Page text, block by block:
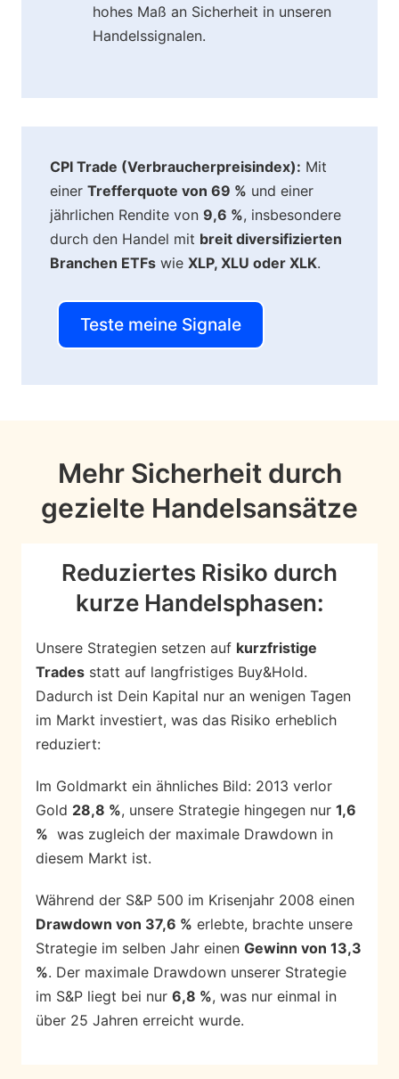
hohes Maß an Sicherheit in unseren
Handelssignalen.
CPI Trade (Verbraucherpreisindex): Mit
einer Trefferquote von 69 % und einer
jährlichen Rendite von 9,6 %, insbesondere
durch den Handel mit breit diversifizierten
Branchen ETFs wie XLP, XLU oder XLK.
Teste meine Signale
Mehr Sicherheit durch
gezielte Handelsansätze
Reduziertes Risiko durch
kurze Handelsphasen:
Unsere Strategien setzen auf kurzfristige
Trades statt auf langfristiges Buy&Hold.
Dadurch ist Dein Kapital nur an wenigen Tagen
im Markt investiert, was das Risiko erheblich
reduziert:
Im Goldmarkt ein ähnliches Bild: 2013 verlor
Gold 28,8 %, unsere Strategie hingegen nur 1,6
% was zugleich der maximale Drawdown in
diesem Markt ist.
Während der S&P 500 im Krisenjahr 2008 einen
Drawdown von 37,6 % erlebte, brachte unsere
Strategie im selben Jahr einen Gewinn von 13,3
%. Der maximale Drawdown unserer Strategie
im S&P liegt bei nur 6,8 %, was nur einmal in
über 25 Jahren erreicht wurde.